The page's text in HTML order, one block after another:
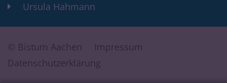
Ursula Hahmann
© Bistum Aachen
Impressum
Datenschutzerklärung